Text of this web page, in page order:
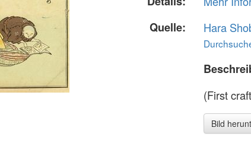
Quelle:
Hara
(First
Bild